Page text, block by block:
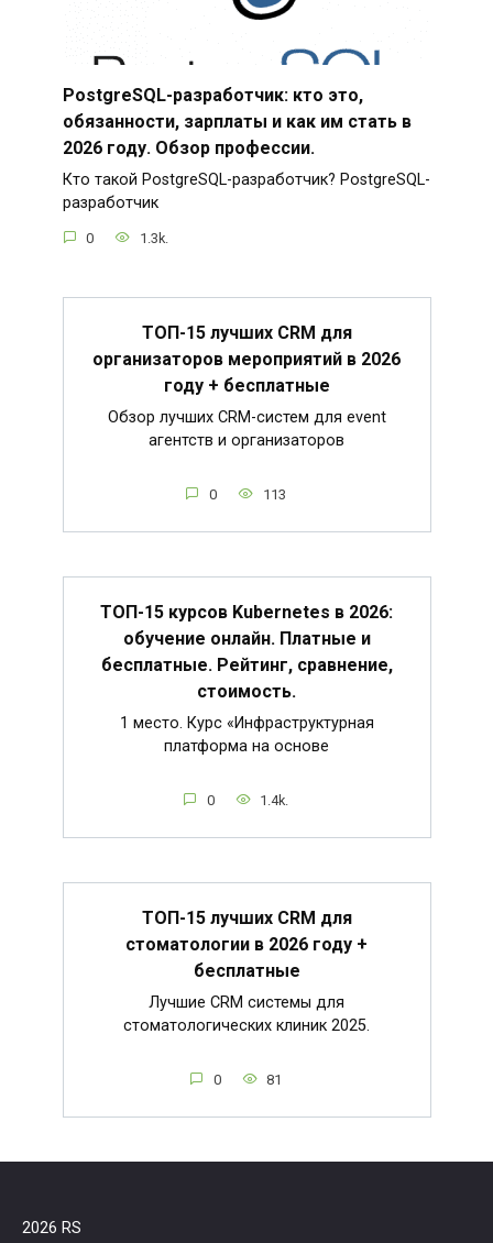
PostgreSQL-разработчик: кто это,
обязанности, зарплаты и как им стать в
2026 году. Обзор профессии.
Кто такой PostgreSQL-разработчик? PostgreSQL-
разработчик
0 1.3k.
ТОП-15 лучших CRM для
организаторов мероприятий в 2026
году + бесплатные
Обзор лучших CRM-систем для event
агентств и организаторов
0 113
ТОП-15 курсов Kubernetes в 2026:
обучение онлайн. Платные и
бесплатные. Рейтинг, сравнение,
стоимость.
1 место. Курс «Инфраструктурная
платформа на основе
0 1.4k.
ТОП-15 лучших CRM для
стоматологии в 2026 году +
бесплатные
Лучшие CRM системы для
стоматологических клиник 2025.
0 81
2026 RS